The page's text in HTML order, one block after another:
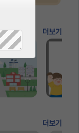
더보기
더보기